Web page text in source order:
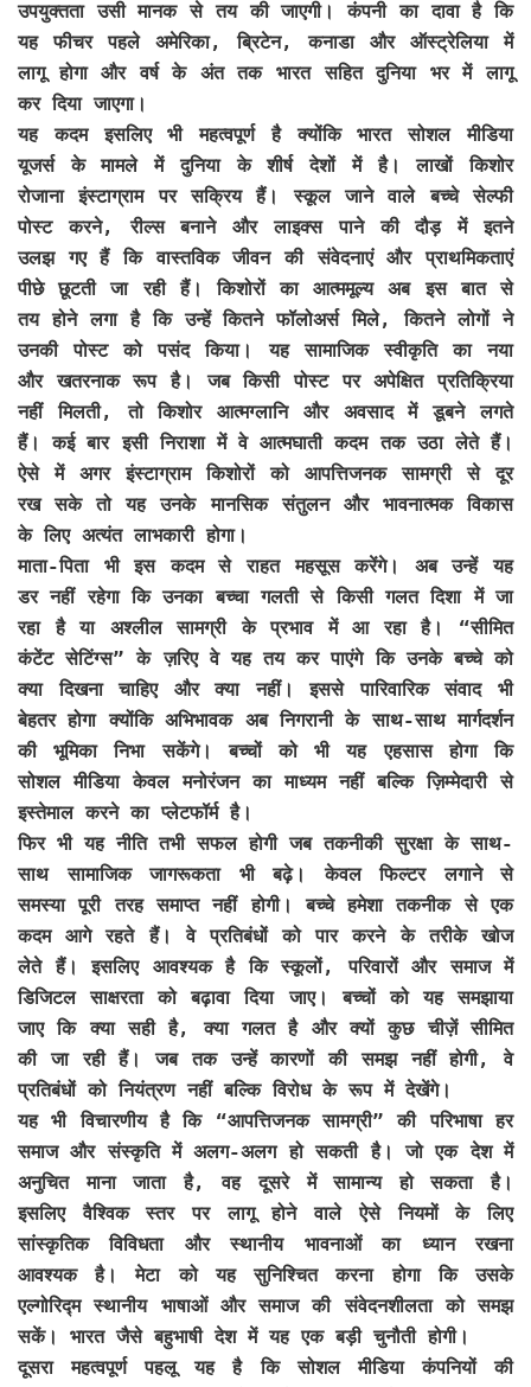
उपयुक्तता उसी मानक से तय की जाएगी। कंपनी का दावा है कि
यह फीचर पहले अमेरिका, ब्रिटेन, कनाडा और ऑस्ट्रेलिया में
लागू होगा और वर्ष के अंत तक भारत सहित दुनिया भर में लागू
कर दिया जाएगा।
यह कदम इसलिए भी महत्वपूर्ण है क्योंकि भारत सोशल मीडिया
यूजर्स के मामले में दुनिया के शीर्ष देशों में है। लाखों किशोर
रोजाना इंस्टाग्राम पर सक्रिय हैं। स्कूल जाने वाले बच्चे सेल्फी
पोस्ट करने, रील्स बनाने और लाइक्स पाने की दौड़ में इतने
उलझ गए हैं कि वास्तविक जीवन की संवेदनाएं और प्राथमिकताएं
पीछे छूटती जा रही हैं। किशोरों का आत्ममूल्य अब इस बात से
तय होने लगा है कि उन्हें कितने फॉलोअर्स मिले, कितने लोगों ने
उनकी पोस्ट को पसंद किया। यह सामाजिक स्वीकृति का नया
और खतरनाक रूप है। जब किसी पोस्ट पर अपेक्षित प्रतिक्रिया
नहीं मिलती, तो किशोर आत्मग्लानि और अवसाद में डूबने लगते
हैं। कई बार इसी निराशा में वे आत्मघाती कदम तक उठा लेते हैं।
ऐसे में अगर इंस्टाग्राम किशोरों को आपत्तिजनक सामग्री से दूर
रख सके तो यह उनके मानसिक संतुलन और भावनात्मक विकास
के लिए अत्यंत लाभकारी होगा।
माता-पिता भी इस कदम से राहत महसूस करेंगे। अब उन्हें यह
डर नहीं रहेगा कि उनका बच्चा गलती से किसी गलत दिशा में जा
रहा है या अश्लील सामग्री के प्रभाव में आ रहा है। “सीमित
कंटेंट सेटिंग्स” के ज़रिए वे यह तय कर पाएंगे कि उनके बच्चे को
क्या दिखना चाहिए और क्या नहीं। इससे पारिवारिक संवाद भी
बेहतर होगा क्योंकि अभिभावक अब निगरानी के साथ-साथ मार्गदर्शन
की भूमिका निभा सकेंगे। बच्चों को भी यह एहसास होगा कि
सोशल मीडिया केवल मनोरंजन का माध्यम नहीं बल्कि ज़िम्मेदारी से
इस्तेमाल करने का प्लेटफॉर्म है।
फिर भी यह नीति तभी सफल होगी जब तकनीकी सुरक्षा के साथ-
साथ सामाजिक जागरूकता भी बढ़े। केवल फिल्टर लगाने से
समस्या पूरी तरह समाप्त नहीं होगी। बच्चे हमेशा तकनीक से एक
कदम आगे रहते हैं। वे प्रतिबंधों को पार करने के तरीके खोज
लेते हैं। इसलिए आवश्यक है कि स्कूलों, परिवारों और समाज में
डिजिटल साक्षरता को बढ़ावा दिया जाए। बच्चों को यह समझाया
जाए कि क्या सही है, क्या गलत है और क्यों कुछ चीज़ें सीमित
की जा रही हैं। जब तक उन्हें कारणों की समझ नहीं होगी, वे
प्रतिबंधों को नियंत्रण नहीं बल्कि विरोध के रूप में देखेंगे।
यह भी विचारणीय है कि “आपत्तिजनक सामग्री” की परिभाषा हर
समाज और संस्कृति में अलग-अलग हो सकती है। जो एक देश में
अनुचित माना जाता है, वह दूसरे में सामान्य हो सकता है।
इसलिए वैश्विक स्तर पर लागू होने वाले ऐसे नियमों के लिए
सांस्कृतिक विविधता और स्थानीय भावनाओं का ध्यान रखना
आवश्यक है। मेटा को यह सुनिश्चित करना होगा कि उसके
एल्गोरिद्म स्थानीय भाषाओं और समाज की संवेदनशीलता को समझ
सकें। भारत जैसे बहुभाषी देश में यह एक बड़ी चुनौती होगी।
दूसरा महत्वपूर्ण पहलू यह है कि सोशल मीडिया कंपनियों की